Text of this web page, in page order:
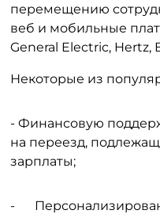
перемещению
веб и мобильные
General Electric, Hertz,
Некоторые из
- Финансовую
на переезд,
зарплаты;
-